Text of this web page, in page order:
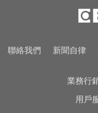
出國回
示警：
採購疫
聯絡我們 新聞自律
業務行
用戶